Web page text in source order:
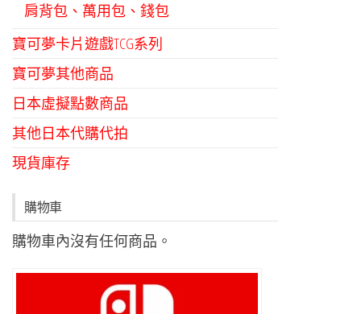
肩背包、萬用包、錢包
寶可夢卡片遊戲TCG系列
寶可夢其他商品
日本虛擬點數商品
其他日本代購代拍
現貨庫存
購物車
購物車內沒有任何商品。